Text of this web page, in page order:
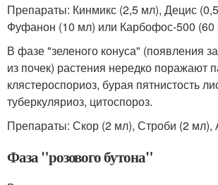
Препараты: Кинмикс (2,5 мл), Децис
Фуфанон (10 мл) или Карбофос-500 (60
В фазе "зеленого конуса" (появления
из почек) растения нередко поражают
клястероспориоз, бурая пятнистость
туберкуляриоз, цитоспороз.
Препараты: Скор (2 мл), Строби (2 мл),
Фаза "розового бутона"